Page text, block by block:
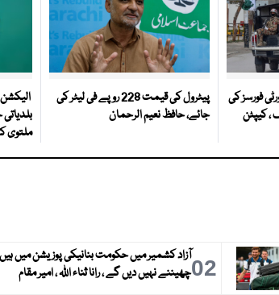
فورسز کی
ہلاک ، کیپٹن
پیٹرول کی قیمت 228 روپے فی لیٹر کی
جائے، حافظ نعیم الرحمان
ملتوی
02آزاد کشمیر میں حکومت بنانیکی پوزیشن میں
چھیننے نہیں دیں گے ، رانا ثناء اللہ ، امیر مقام